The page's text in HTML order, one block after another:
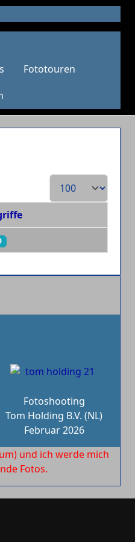
Fototouren
Anzeige #
Fotoshooting
Tom Holding B.V. (NL)
Februar 2026
und ich werde mich
Fotos.